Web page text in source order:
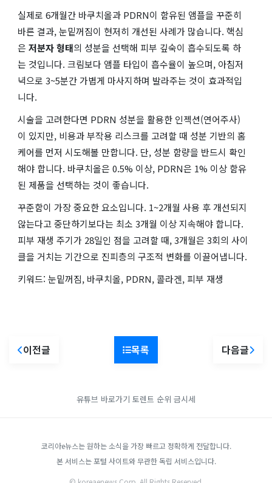
실제로 6개월간 바쿠치올과 PDRN이 함유된 앰플을 꾸준히
바른 결과, 눈밑꺼짐이 현저히 개선된 사례가 많습니다. 핵심
은 저분자 형태의 성분을 선택해 피부 깊숙이 흡수되도록 하
는 것입니다. 크림보다 앰플 타입이 흡수율이 높으며, 아침저
녁으로 3~5분간 가볍게 마사지하며 발라주는 것이 효과적입
니다.
시술을 고려한다면 PDRN 성분을 활용한 인젝션(연어주사)
이 있지만, 비용과 부작용 리스크를 고려할 때 성분 기반의 홈
케어를 먼저 시도해볼 만합니다. 단, 성분 함량을 반드시 확인
해야 합니다. 바쿠치올은 0.5% 이상, PDRN은 1% 이상 함유
된 제품을 선택하는 것이 좋습니다.
꾸준함이 가장 중요한 요소입니다. 1~2개월 사용 후 개선되지
않는다고 중단하기보다는 최소 3개월 이상 지속해야 합니다.
피부 재생 주기가 28일인 점을 고려할 때, 3개월은 3회의 사이
클을 거치는 기간으로 진피층의 구조적 변화를 이끌어냅니다.
키워드: 눈밑꺼짐, 바쿠치올, PDRN, 콜라겐, 피부 재생
이전글 목록 다음글
유튜브 바로가기 토렌트 순위 금시세
코리아e뉴스는 원하는 소식을 가장 빠르고 정확하게 전달합니다.
본 서비스는 포털 사이트와 무관한 독립 서비스입니다.